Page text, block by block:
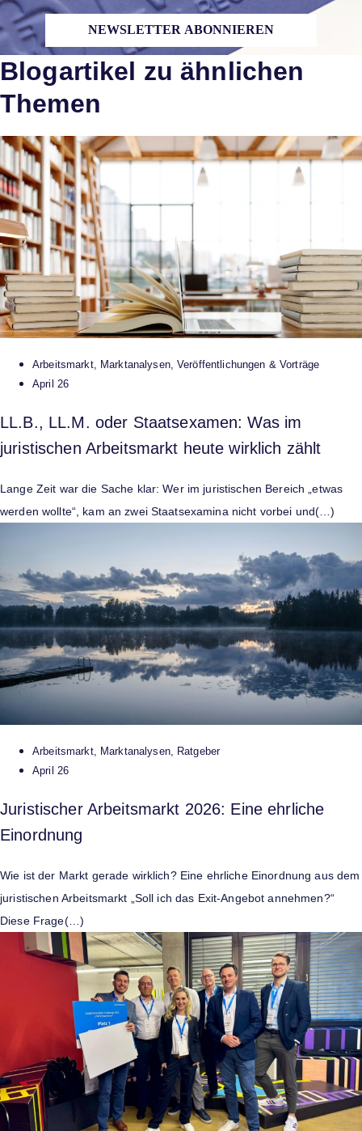
NEWSLETTER ABONNIEREN
Blogartikel zu ähnlichen
Themen
Arbeitsmarkt, Marktanalysen,Veröffentlichungen & Vorträge
April 26
LL.B., LL.M. oder Staatsexamen: Was im
juristischen Arbeitsmarkt heute wirklich zählt
Lange Zeit war die Sache klar: Wer im juristischen Bereich „etwas
werden wollte“, kam an zwei Staatsexamina nicht vorbei und(…)
Arbeitsmarkt, Marktanalysen, Ratgeber
April 26
Juristischer Arbeitsmarkt 2026: Eine ehrliche
Einordnung
Wie ist der Markt gerade wirklich? Eine ehrliche Einordnung aus dem
juristischen Arbeitsmarkt „Soll ich das Exit-Angebot annehmen?“
Diese Frage(…)